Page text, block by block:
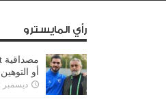
رأي المايسترو
أو التوهين
ديسمبر 22, 2025